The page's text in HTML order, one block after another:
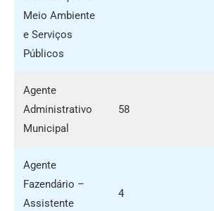
Meio Ambiente
e Serviços
Públicos
Agente
Administrativo
Municipal
58
Agente
Fazendário –
Assistente
4